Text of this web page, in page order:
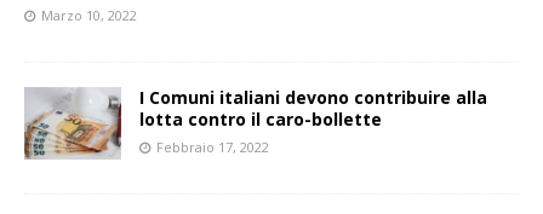
Marzo 10, 2022
I Comuni italiani devono contribuire alla
lotta contro il caro-bollette
Febbraio 17, 2022